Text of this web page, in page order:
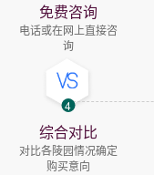
免费咨询
电话或在网上直接咨
询
4
综合对比
对比各陵园情况确定
购买意向